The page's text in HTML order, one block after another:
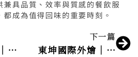
兼具品質、效率與質感的餐飲服
成為值得回味的重要時刻。
東坤國際外燴｜高質感精緻宴會
下一篇
東坤國際外燴｜打造難忘的企業聚會體驗
下